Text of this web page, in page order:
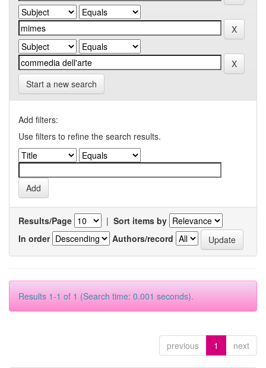
Start a new search
Add filters:
Use filters to refine the search results.
Results/Page | Sort items by
In order
Authors/record
Results 1-1 of 1 (Search time: 0.001 seconds).
previous 1 next